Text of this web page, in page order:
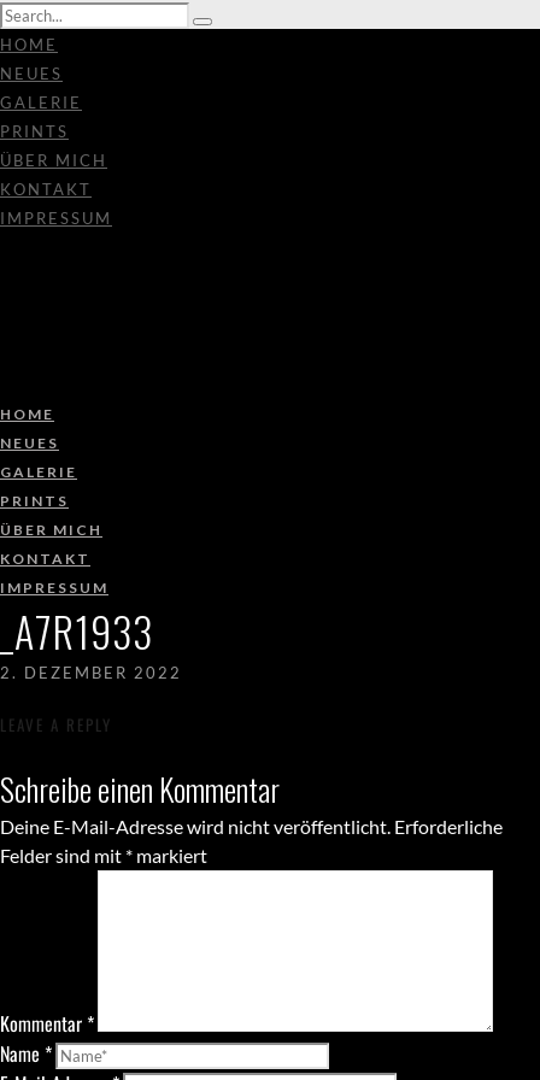
HOME
NEUES
GALERIE
PRINTS
ÜBER MICH
KONTAKT
IMPRESSUM
HOME
NEUES
GALERIE
PRINTS
ÜBER MICH
KONTAKT
IMPRESSUM
_A7R1933
2. DEZEMBER 2022
LEAVE A REPLY
Schreibe einen Kommentar
Deine E-Mail-Adresse wird nicht veröffentlicht. Erforderliche
Felder sind mit * markiert
Kommentar*
Name *